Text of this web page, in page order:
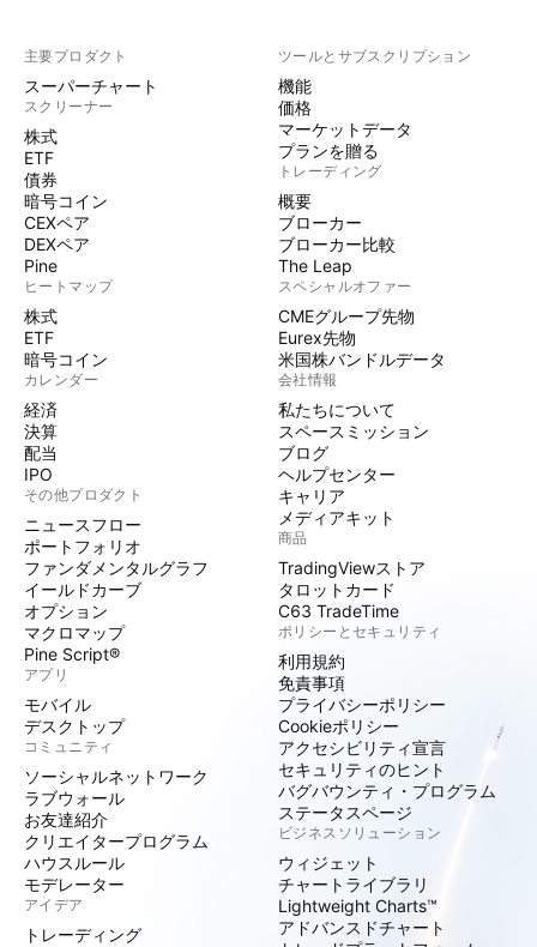
主要プロダクト
スーパーチャート
スクリーナー
株式
ETF
債券
暗号コイン
CEXペア
DEXペア
Pine
ヒートマップ
株式
ETF
暗号コイン
カレンダー
経済
決算
配当
IPO
その他プロダクト
ニュースフロー
ポートフォリオ
ファンダメンタルグラフ
イールドカーブ
オプション
マクロマップ
Pine Script®
アプリ
モバイル
デスクトップ
コミュニティ
ソーシャルネットワーク
ラブウォール
お友達紹介
クリエイタープログラム
ハウスルール
モデレーター
アイデア
トレーディング
ツールとサブスクリプション
機能
価格
マーケットデータ
プランを贈る
トレーディング
概要
ブローカー
ブローカー比較
The Leap
スペシャルオファー
CMEグループ先物
Eurex先物
米国株バンドルデータ
会社情報
私たちについて
スペースミッション
ブログ
ヘルプセンター
キャリア
メディアキット
商品
TradingViewストア
タロットカード
C63 TradeTime
ポリシーとセキュリティ
利用規約
免責事項
プライバシーポリシー
Cookieポリシー
アクセシビリティ宣言
セキュリティのヒント
バグバウンティ・プログラム
ステータスページ
ビジネスソリューション
ウィジェット
チャートライブラリ
Lightweight Charts™
アドバンスドチャート